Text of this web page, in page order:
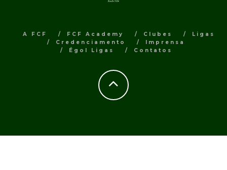
A FCF FCF Academy Clubes
Ligas
Credenciamento
Imprensa
Égol Ligas
Contatos